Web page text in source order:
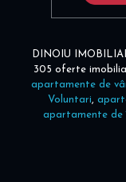
DINOIU
305 oferte
apartamente de
Voluntari,
apartamente de